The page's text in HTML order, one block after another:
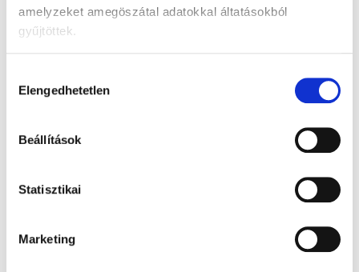
amelyzeket amegöszátal adatokkal áltatásokból
gyűjtöttek.
kiválasztása
Elengedhetetlen
Beállítások
Statisztikai
Marketing
* érzékeny bőrre alkalmas
* allantoint és E-vitamint tartalmaznak
Forgalmazó:
Legyen az első, aki véleményt ír ehhez a tételhez!